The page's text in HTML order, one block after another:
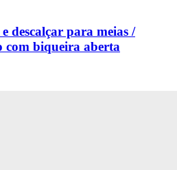
descalçar para meias /
com biqueira aberta